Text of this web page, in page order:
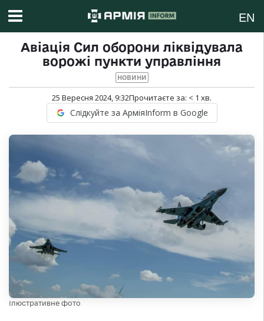
EN
Авіація Сил оборони ліквідувала
ворожі пункти управління
НОВИНИ
25 Вересня 2024, 9:32Прочитаєте за: < 1 хв.
Слідкуйте за АрміяInform в Google
Ілюстративне фото